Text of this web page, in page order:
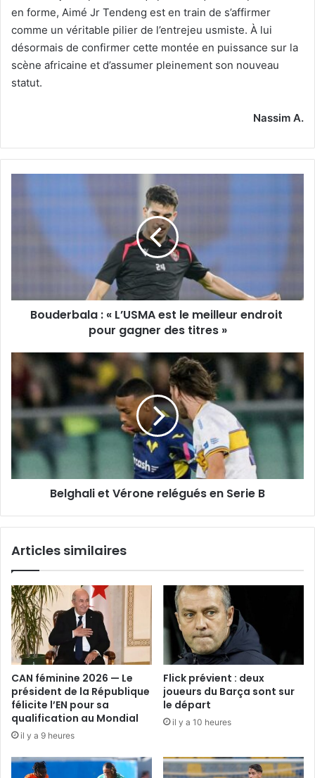
en forme, Aimé Jr Tendeng est en train de s’affirmer
comme un véritable pilier de l’entrejeu usmiste. À lui
désormais de confirmer cette montée en puissance sur la
scène africaine et d’assumer pleinement son nouveau
statut.
Nassim A.
pour
gagnerBouderbala : « L’USMA est le meilleur endroit
pour gagner des titres »
Belghali
et
Vérone
relégués
en
Serie
B
Belghali et Vérone relégués en Serie B
Articles similaires
CAN féminine 2026 — Le
président de la République
félicite l’EN pour sa
qualification au Mondial
il y a 9 heures
Flick prévient : deux
joueurs du Barça sont sur
le départ
il y a 10 heures